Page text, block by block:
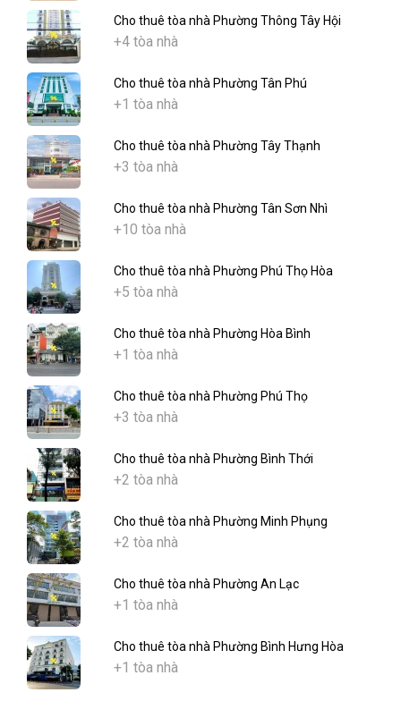
Cho thuê tòa nhà Phường Thông Tây Hội
+4 tòa nhà
Cho thuê tòa nhà Phường Tân Phú
+1 tòa nhà
Cho thuê tòa nhà Phường Tây Thạnh
+3 tòa nhà
Cho thuê tòa nhà Phường Tân Sơn Nhì
+10 tòa nhà
Cho thuê tòa nhà Phường Phú Thọ Hòa
+5 tòa nhà
Cho thuê tòa nhà Phường Hòa Bình
+1 tòa nhà
Cho thuê tòa nhà Phường Phú Thọ
+3 tòa nhà
Cho thuê tòa nhà Phường Bình Thới
+2 tòa nhà
Cho thuê tòa nhà Phường Minh Phụng
+2 tòa nhà
Cho thuê tòa nhà Phường An Lạc
+1 tòa nhà
Cho thuê tòa nhà Phường Bình Hưng Hòa
+1 tòa nhà